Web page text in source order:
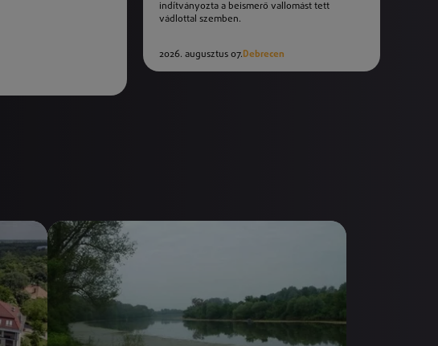
indítványozta a beismerő vallomást tett
vádlottal szemben.
2026. augusztus 07.Debrecen